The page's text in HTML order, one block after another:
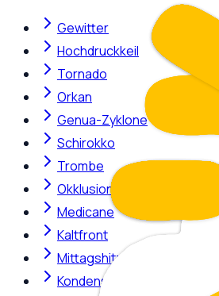
Gewitter
Hochdruckkeil
Tornado
Orkan
Genua-Zyklone
Schirokko
Trombe
Okklusion
Medicane
Kaltfront
Mittagshitze
Kondensstreifen